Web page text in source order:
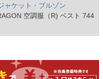
ャケット・ブルゾン
空調服（R) ベスト 744